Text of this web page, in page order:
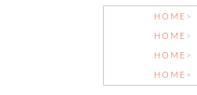
HOME
HOME
HOME
HOME